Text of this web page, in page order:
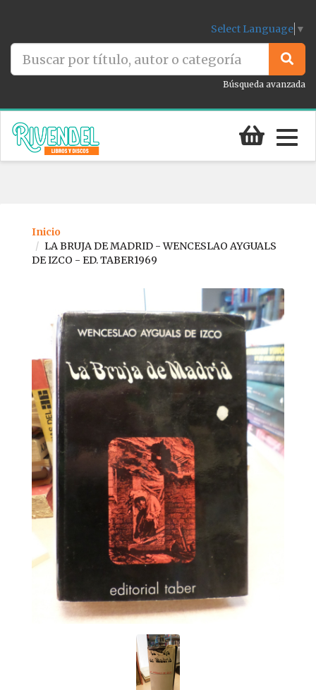
Select Language ▼
Búsqueda avanzada
Inicio
LA BRUJA DE MADRID - WENCESLAO AYGUALS
DE IZCO - ED. TABER1969